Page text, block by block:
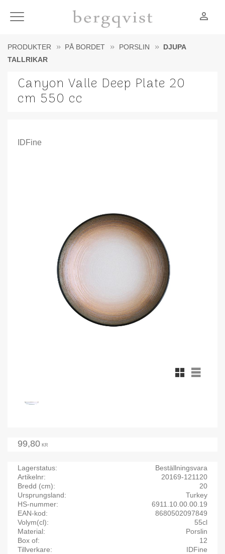
Meny person_outline
PRODUKTER PÅ BORDET PORSLIN
DJUPA
TALLRIKAR
Canyon Valle Deep Plate 20
cm 550 cc
IDFine
Rutnätsvy
Listvy
99,80 KR
Lagerstatus
Beställningsvara
Artikelnr
20169-121120
Bredd (cm)
20
Ursprungsland
Turkey
HS-nummer
6911.10.00.00.19
EAN-kod
8680502097849
Volym(cl)
55cl
Material
Porslin
Box of
12
Tillverkare
IDFine